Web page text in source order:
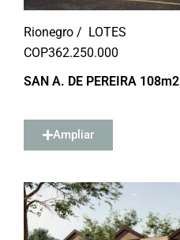
Rionegro / LOTES
COP362.250.000
SAN A. DE PEREIRA 108m2
Ampliar